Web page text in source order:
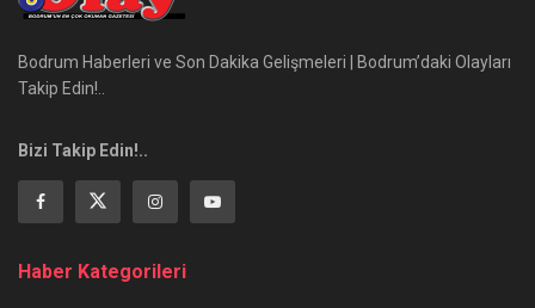
Bodrum Haberleri ve Son Dakika Gelişmeleri | Bodrum’daki Olayları
Takip Edin!..
Bizi Takip Edin!..
Haber Kategorileri